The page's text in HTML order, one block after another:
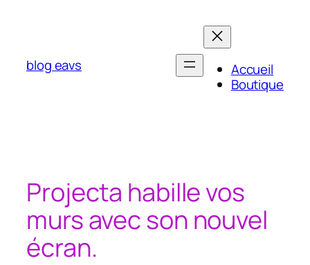
blog eavs
Accueil
Boutique
Projecta habille vos
murs avec son nouvel
écran.